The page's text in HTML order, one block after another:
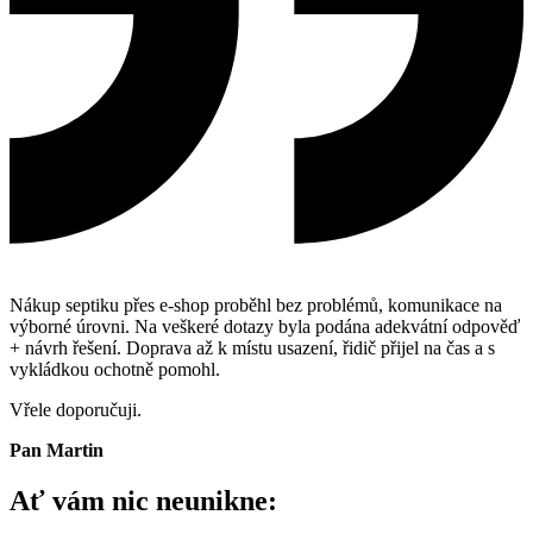
Nákup septiku přes e-shop proběhl bez problémů, komunikace na
výborné úrovni. Na veškeré dotazy byla podána adekvátní odpověď
+ návrh řešení. Doprava až k místu usazení, řidič přijel na čas a s
vykládkou ochotně pomohl.
Vřele doporučuji.
Pan Martin
Ať vám nic neunikne: